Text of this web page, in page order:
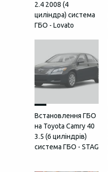
2.4 2008 (4
циліндра) система
ГБО - Lovato
Встановлення ГБО
на Toyota Camry 40
3.5 (6 циліндрів)
система ГБО - STAG